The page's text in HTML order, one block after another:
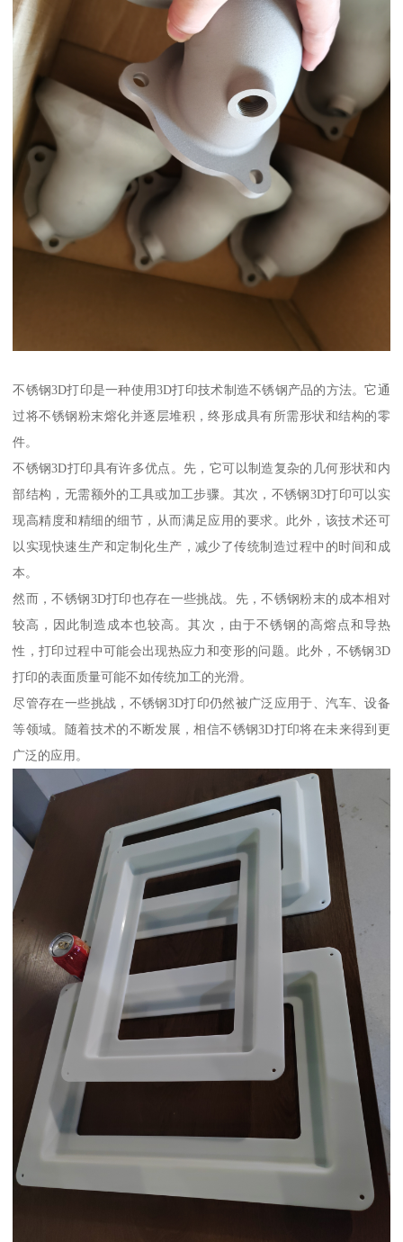
不锈钢3D打印是一种使用3D打印技术制造不锈钢产品的方法。它通
过将不锈钢粉末熔化并逐层堆积，终形成具有所需形状和结构的零
件。
不锈钢3D打印具有许多优点。先，它可以制造复杂的几何形状和内
部结构，无需额外的工具或加工步骤。其次，不锈钢3D打印可以实
现高精度和精细的细节，从而满足应用的要求。此外，该技术还可
以实现快速生产和定制化生产，减少了传统制造过程中的时间和成
本。
然而，不锈钢3D打印也存在一些挑战。先，不锈钢粉末的成本相对
较高，因此制造成本也较高。其次，由于不锈钢的高熔点和导热
性，打印过程中可能会出现热应力和变形的问题。此外，不锈钢3D
打印的表面质量可能不如传统加工的光滑。
尽管存在一些挑战，不锈钢3D打印仍然被广泛应用于、汽车、设备
等领域。随着技术的不断发展，相信不锈钢3D打印将在未来得到更
广泛的应用。